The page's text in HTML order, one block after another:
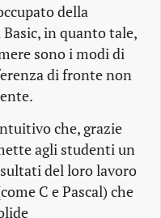
della
in quanto tale,
sono i modi di
di fronte non
che, grazie
agli studenti un
del loro lavoro
C e Pascal) che